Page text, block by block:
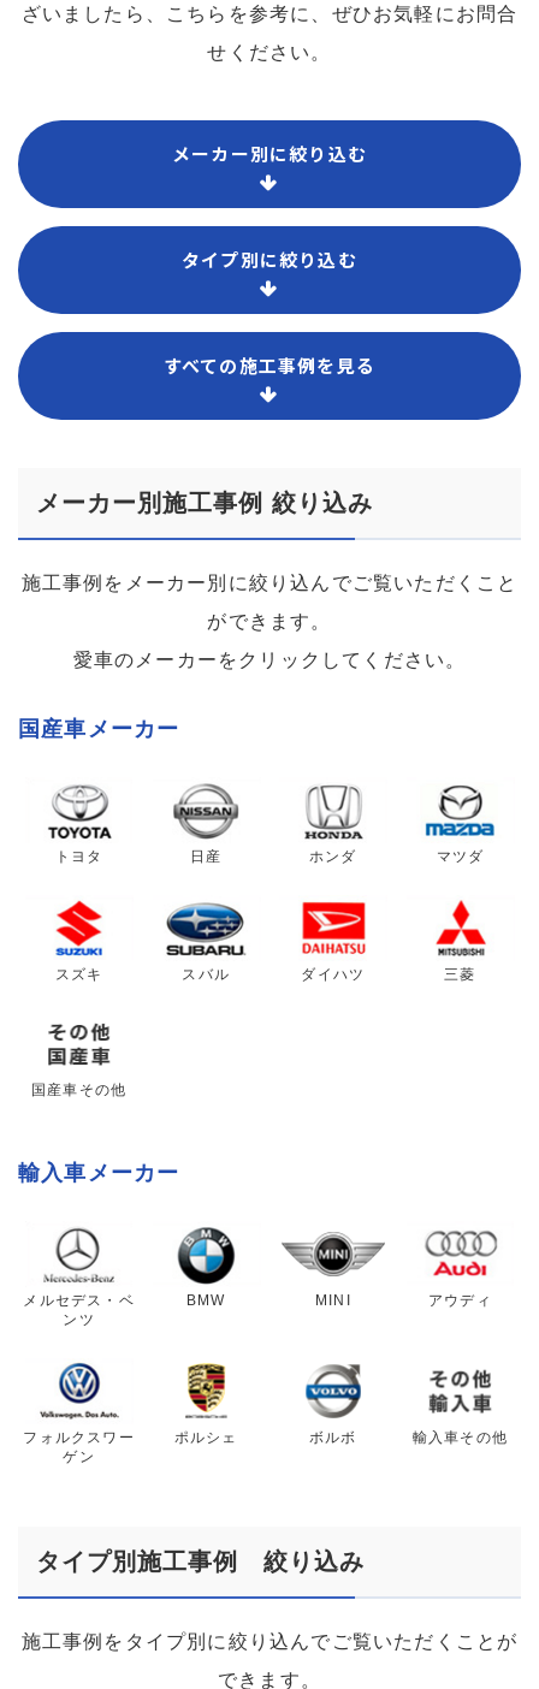
ざいましたら、こちらを参考に、ぜひお気軽にお問合
せください。
メーカー別に絞り込む
タイプ別に絞り込む
すべての施工事例を見る
メーカー別施工事例 絞り込み
施工事例をメーカー別に絞り込んでご覧いただくこと
ができます。
愛車のメーカーをクリックしてください。
国産車メーカー
トヨタ 日産 ホンダ マツダ
スズキ スバル ダイハツ 三菱
国産車その他
輸入車メーカー
メルセデス・ベ
ンツ
BMW MINI アウディ
フォルクスワー
ゲン
ポルシェ ボルボ 輸入車その他
タイプ別施工事例 絞り込み
施工事例をタイプ別に絞り込んでご覧いただくことが
できます。